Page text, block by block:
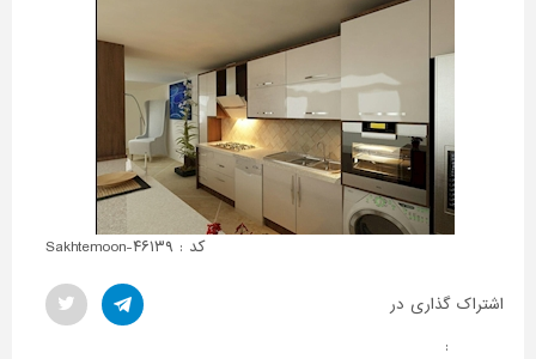
کد : Sakhtemoon-۴۶۱۳۹
اشتراک گذاری در
: